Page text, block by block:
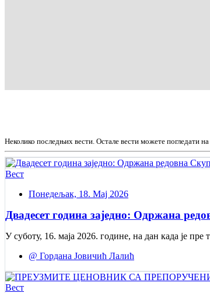
Неколико последњих вести. Остале вести можете погледати
Вест
Понедељак, 18. Мај 2026
Двадесет година заједно: Одржана
У суботу, 16. маја 2026. године, на дан када је
@ Гордана Јовичић Лалић
Вест